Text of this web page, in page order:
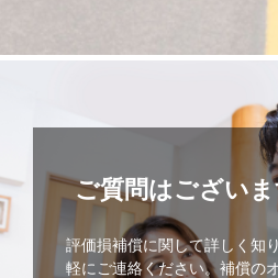
ご質問はござい
評価損補償に関して詳しく知
軽にご連絡ください。補償の